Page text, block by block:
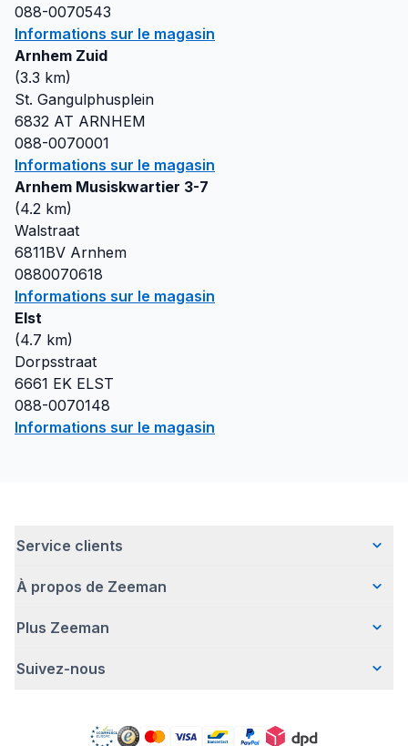
088-0070543
Informations sur le magasin
Arnhem Zuid
(3.3 km)
St. Gangulphusplein
6832 AT ARNHEM
088-0070001
Informations sur le magasin
Arnhem Musiskwartier 3-7
(4.2 km)
Walstraat
6811BV Arnhem
0880070618
Informations sur le magasin
Elst
(4.7 km)
Dorpsstraat
6661 EK ELST
088-0070148
Informations sur le magasin
Service clients
Questions fréquentes
Livraison
Retour d'articles
À propos de Zeeman
Qui sommes-nous ?
Une entreprise responsable
Rapport annuel RSE
Plus Zeeman
Avertissement de sécurité
Nos campagnes
Suivez-nous